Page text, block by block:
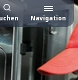
Navigation